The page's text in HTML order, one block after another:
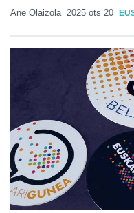
Ane Olaizola 2025 ots 20